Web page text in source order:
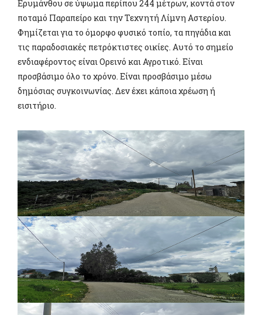
Ερυμάνθου σε ύψωμα περίπου 244 μέτρων, κοντά στον
ποταμό Παραπείρο και την Τεχνητή Λίμνη Αστερίου.
Φημίζεται για το όμορφο φυσικό τοπίο, τα πηγάδια και
τις παραδοσιακές πετρόκτιστες οικίες. Αυτό το σημείο
ενδιαφέροντος είναι Ορεινό και Αγροτικό. Είναι
προσβάσιμο όλο το χρόνο. Είναι προσβάσιμο μέσω
δημόσιας συγκοινωνίας. Δεν έχει κάποια χρέωση ή
εισιτήριο.